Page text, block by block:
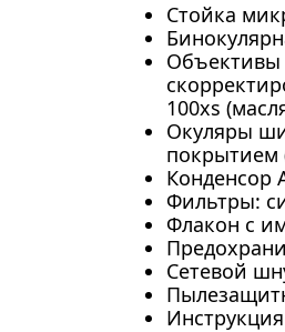
Стойка
Объективы
100xs
Окуляры
покрытием
Конденсор
Фильтры:
Флакон с
Сетевой